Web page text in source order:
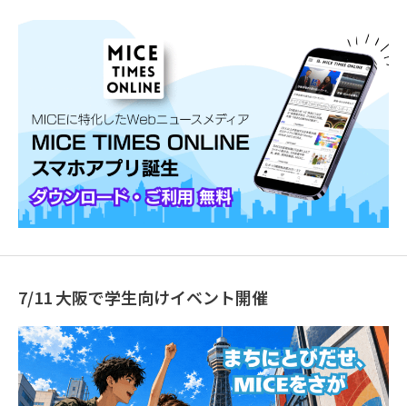
7/11 大阪で学生向けイベント開催